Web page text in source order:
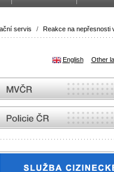
servis / Reakce na nepřesnosti
English Other
stránky Policie ČR